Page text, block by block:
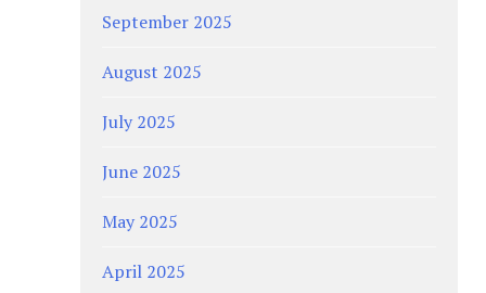
September 2025
August 2025
July 2025
June 2025
May 2025
April 2025